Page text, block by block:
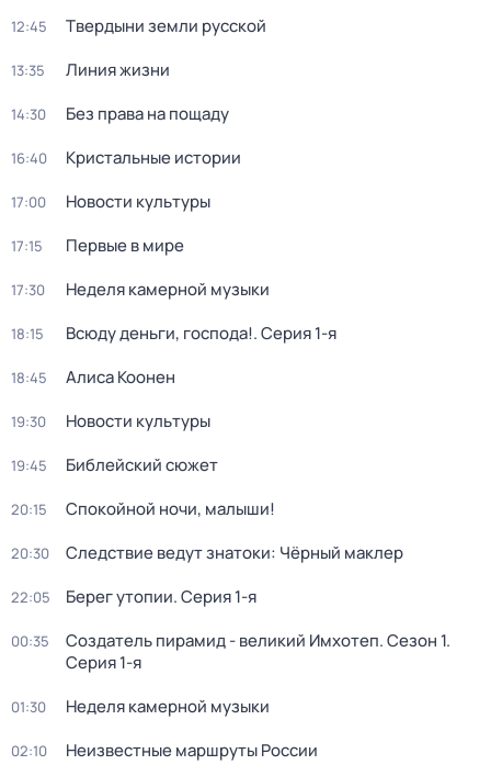
12:45 Твердыни земли русской
13:35 Линия жизни
14:30 Без права на пощаду
16:40 Кристальные истории
17:00 Новости культуры
17:15 Первые в мире
17:30 Неделя камерной музыки
18:15 Всюду деньги, господа!. Серия 1-я
18:45 Алиса Коонен
19:30 Новости культуры
19:45 Библейский сюжет
20:15 Спокойной ночи, малыши!
20:30 Следствие ведут знатоки: Чёрный маклер
22:05 Берег утопии. Серия 1-я
00:35 Создатель пирамид - великий Имхотеп. Сезон 1.
Серия 1-я
01:30 Неделя камерной музыки
02:10 Неизвестные маршруты России